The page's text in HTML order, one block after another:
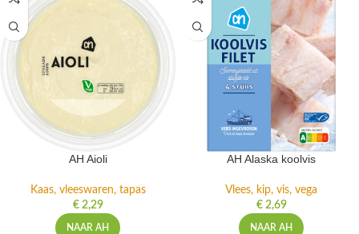
AH Aioli
Kaas, vleeswaren, tapas
€2,29
NAAR AH
AH Alaska koolvis
Vlees, kip, vis, vega
€2,69
NAAR AH